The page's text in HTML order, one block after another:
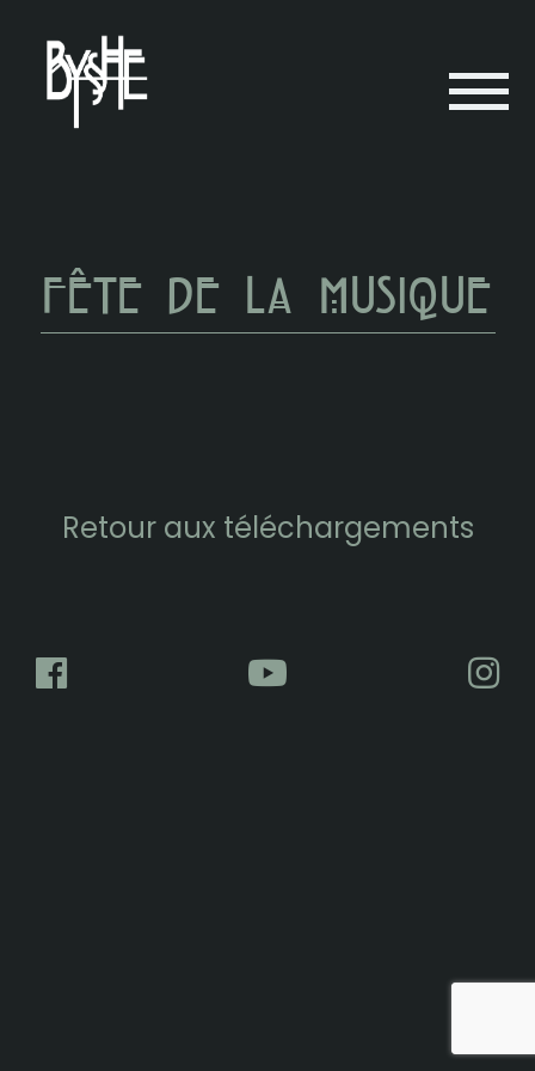
Fête de la musique
Retour aux téléchargements